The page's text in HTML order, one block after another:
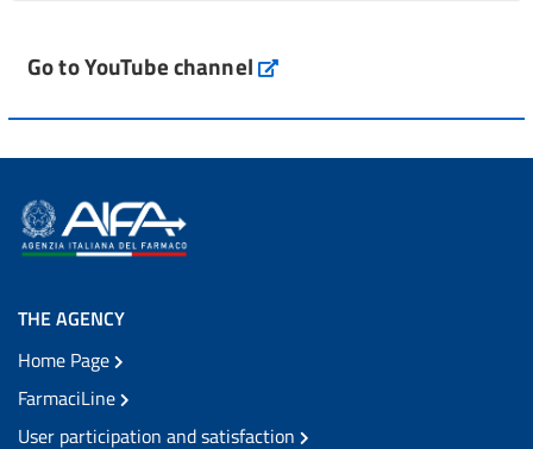
Go to YouTube channel
THE AGENCY
Home Page
FarmaciLine
User participation and satisfaction